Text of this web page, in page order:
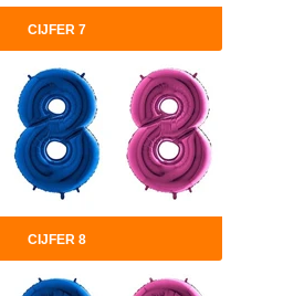
CIJFER 7
CIJFER 8